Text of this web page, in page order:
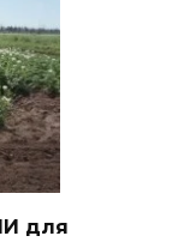
для